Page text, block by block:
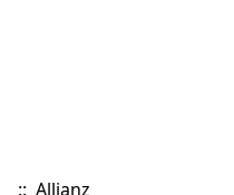
:: Allianz